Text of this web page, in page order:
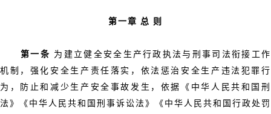
第一章 总 则
第一条 为建立健全安全生产行政执法与刑事司法衔接工作
机制，强化安全生产责任落实，依法惩治安全生产违法犯罪行
为，防止和减少生产安全事故发生，依据《中华人民共和国刑
法》《中华人民共和国刑事诉讼法》《中华人民共和国行政处罚